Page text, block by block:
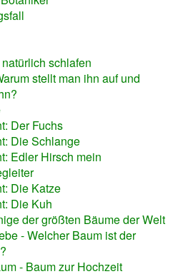
schlafen
stellt man ihn auf und
Der Fuchs
Die Schlange
Edler Hirsch mein
Die Katze
Die Kuh
der größten Bäume der Welt
- Welcher Baum ist der
- Baum zur Hochzeit